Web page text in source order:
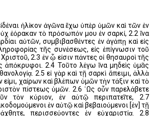
ἡλίκον ἀγῶνα ἔχω ὑπὲρ ὑμῶν καὶ τῶν ἐν
ἑόρακαν τὸ πρόσωπόν μου ἐν σαρκί, 2.2 ἵνα
αὐτῶν, συμβιβασθέντες ἐν ἀγάπῃ καὶ εἰς
τῆς συνέσεως, εἰς ἐπίγνωσιν τοῦ
2.3 ἐν ᾧ εἰσιν πάντες οἱ θησαυροὶ τῆς
ἀπόκρυφοι. 2.4 Τοῦτο λέγω ἵνα μηδεὶς ὑμᾶς
2.5 εἰ γὰρ καὶ τῇ σαρκὶ ἄπειμι, ἀλλὰ
εἰμι, χαίρων καὶ βλέπων ὑμῶν τὴν τάξιν καὶ τὸ
πίστεως ὑμῶν. 2.6 ῾Ως οὖν παρελάβετε
τὸν κύριον, ἐν αὐτῷ περιπατεῖτε, 2.7
ἐν αὐτῷ καὶ βεβαιούμενοι [ἐν] τῇ
περισσεύοντες ἐν εὐχαριστίᾳ. 2.8